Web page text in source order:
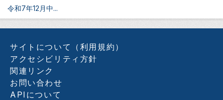
令和7年12月中...
サイトについて（利用規約）
アクセシビリティ方針
関連リンク
お問い合わせ
APIについて